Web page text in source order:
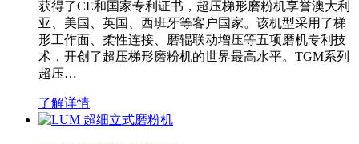
获得了CE和国家专利证书，超压梯形磨粉机享誉澳大利
亚、美国、英国、西班牙等客户国家。该机型采用了梯
形工作面、柔性连接、磨辊联动增压等五项磨机专利技
术，开创了超压梯形磨粉机的世界最高水平。TGM系列
超压…
了解详情